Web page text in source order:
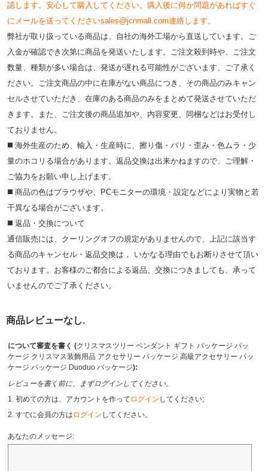
認します。安心して購入してください。購入後に何か問題があればすぐ
にメールを送ってくださいsales@jcnmall.com連絡します。
弊社が取り扱っている商品は、自社の海外工場から直送しています。ご
入金が確認でき次第に商品を発送いたします。ご注文殺到時や、ご注文
数量、種類が多い場合は、発送が遅れる可能性がございます、ご了承く
ださい。ご注文商品の中に在庫がない商品につき、その商品のみキャン
セルさせていただき、在庫のある商品のみをまとめて発送させていただ
きます。また、ご注文後の商品追加や、内容変更、同梱などはお受付し
ておりません。
◼️ 海外⽣産のため、輸⼊・⽣産時に、擦り傷・バリ・歪み・色ムラ・少
量のホコリる場合があります。返品交換は出来かねますので、ご理解・
ご協⼒をお願い申し上げます。
◼️ 商品の⾊はブラウザや、PCモニターの環境・設定などにより実物と若
⼲異なる場合がございます。
◼️ 返品・交換について
通信販売には、クーリングオフの規定がありませんので、上記に該当す
る商品のキャンセル・返品交換は， いかなる理由でもお断りさせて頂い
ております。お客様のご都合による返品、交換につきましても、承って
いませんのでご了承ください。
商品レビューなし.
について審査を書く (クリスマスツリー ペンダント ギフト パッケージ パッ
ケージ クリスマス装飾用品 アクセサリー パッケージ 高級アクセサリー パッ
ケージ パッケージ Duoduo パッケージ):
レビューを書く前に、まずログインしてください。
1. 初めての方は、アカウントを作って ログイン してください;
2. すでに会員の方は ログイン してください。
あなたのメッセージ: